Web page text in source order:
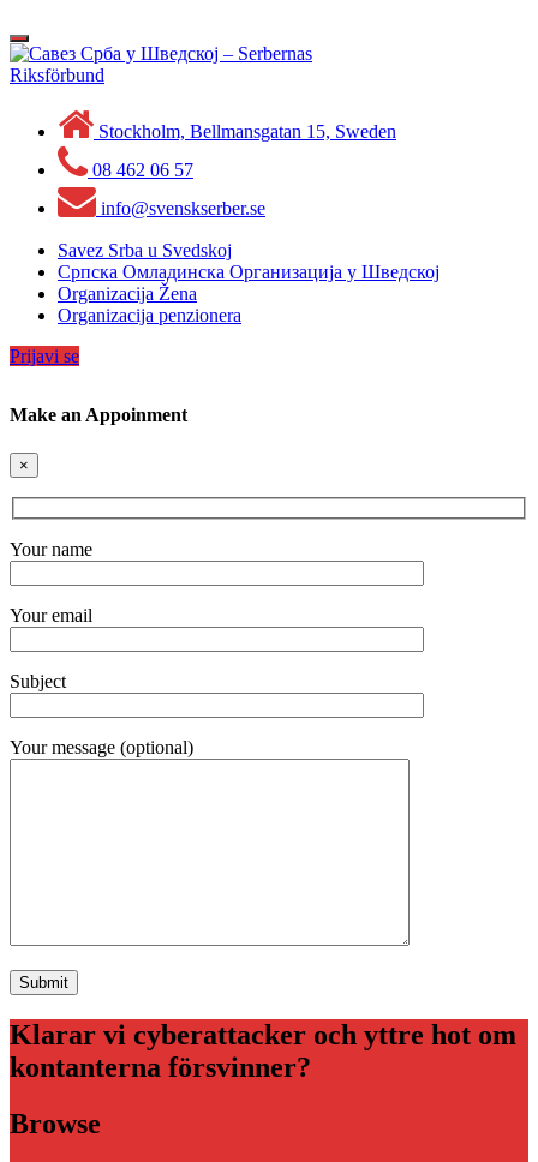
to
content
Toggle
navigation
Stockholm, Bellmansgatan 15, Sweden
08 462 06 57
info@svenskserber.se
Savez Srba u Svedskoj
Српска Омладинска Организација у Шведској
Organizacija Žena
Organizacija penzionera
Prijavi se
Make an Appoinment
×
Your name
Your email
Subject
Your message (optional)
Klarar vi cyberattacker och yttre hot om
kontanterna försvinner?
Browse